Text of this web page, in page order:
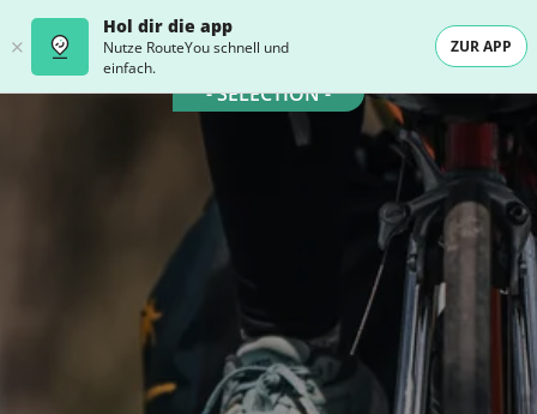
Hol dir die app
Nutze RouteYou schnell und
einfach.
ZUR APP
- SELECTION -